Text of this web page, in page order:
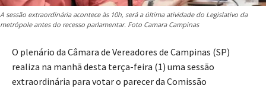
A sessão extraordinária acontece às 10h, será a última atividade do Legislativo da
metrópole antes do recesso parlamentar. Foto Camara Campinas
O plenário da Câmara de Vereadores de Campinas (SP)
realiza na manhã desta terça-feira (1) uma sessão
extraordinária para votar o parecer da Comissão